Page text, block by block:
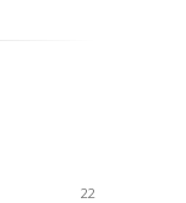
22